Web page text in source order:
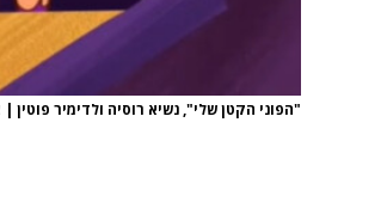
"הפוני הקטן שלי", נשיא רוסיה ולדימיר פוטין |